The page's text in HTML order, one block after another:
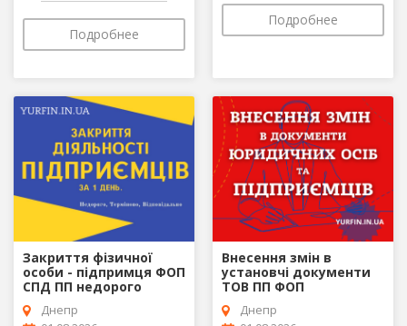
Подробнее
Подробнее
Закриття фізичної
особи - підпримця ФОП
СПД ПП недорого
Днепр
Внесення змін в
установчі документи
ТОВ ПП ФОП
Днепр